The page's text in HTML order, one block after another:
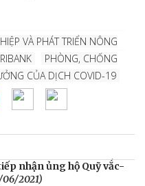
VÀ PHÁT TRIỂN NÔNG
PHÒNG, CHỐNG
CỦA DỊCH COVID-19
nhận ủng hộ Quỹ vắc-
06/2021)